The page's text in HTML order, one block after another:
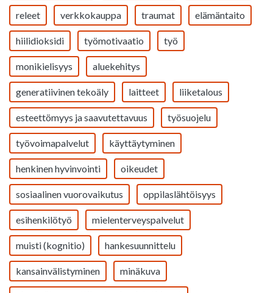
releet verkkokauppa traumat elämäntaito
hiilidioksidi työmotivaatio työ
monikielisyys aluekehitys
generatiivinen tekoäly laitteet liiketalous
esteettömyys ja saavutettavuus työsuojelu
työvoimapalvelut käyttäytyminen
henkinen hyvinvointi oikeudet
sosiaalinen vuorovaikutus oppilaslähtöisyys
esihenkilötyö mielenterveyspalvelut
muisti (kognitio) hankesuunnittelu
kansainvälistyminen minäkuva